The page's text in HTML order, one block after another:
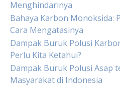
Menghindarinya
Bahaya Karbon Monoksida:
Cara Mengatasinya
Dampak Buruk Polusi
Perlu Kita Ketahui?
Dampak Buruk Polusi Asap
Masyarakat di Indonesia